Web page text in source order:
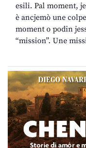
esili. Pal moment,
è ancjemò une
moment o podin
“mission”. Une